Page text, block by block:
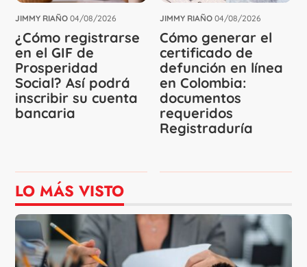
JIMMY RIAÑO 04/08/2026
¿Cómo registrarse
en el GIF de
Prosperidad
Social? Así podrá
inscribir su cuenta
bancaria
JIMMY RIAÑO 04/08/2026
Cómo generar el
certificado de
defunción en línea
en Colombia:
documentos
requeridos
Registraduría
LO MÁS VISTO